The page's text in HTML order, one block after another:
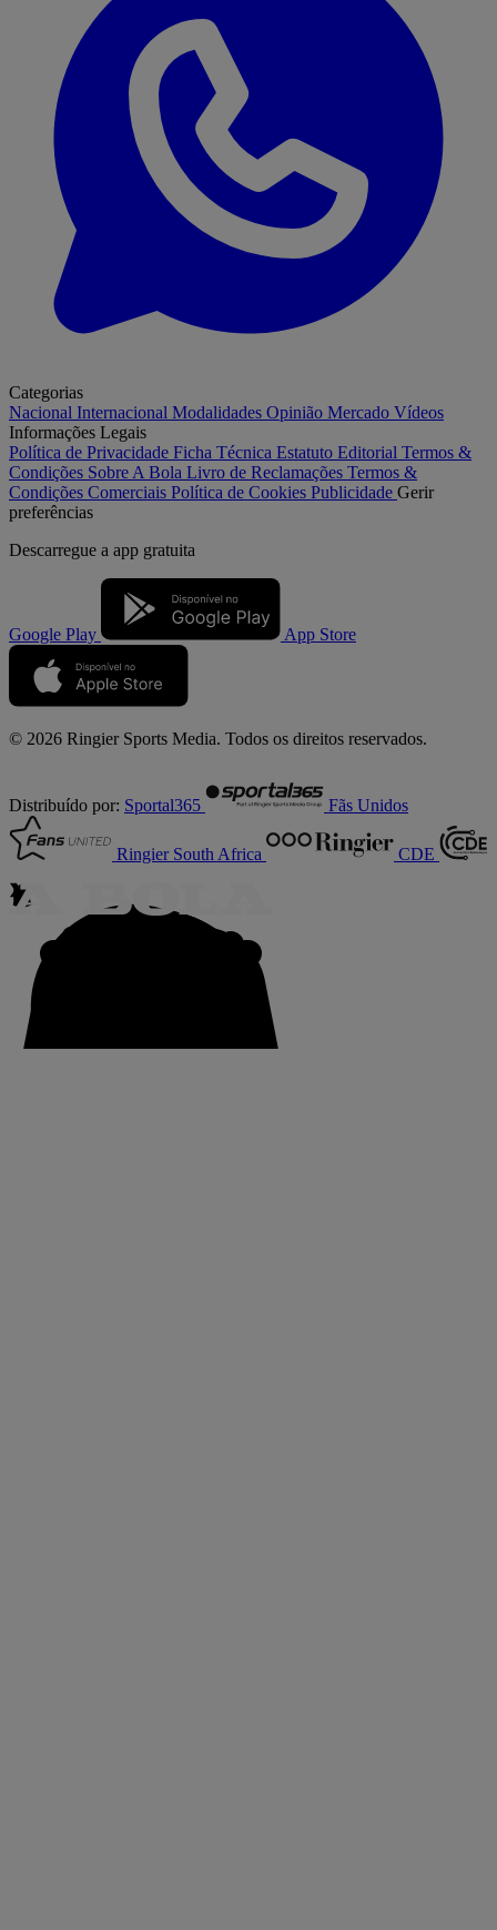
Categorias
Nacional Internacional Modalidades Opinião Mercado Vídeos
Informações Legais
Política de Privacidade Ficha Técnica Estatuto Editorial Termos &
Condições Sobre A Bola Livro de Reclamações Termos &
Condições Comerciais Política de Cookies Publicidade Gerir
preferências
Descarregue a app gratuita
Google Play App Store
© 2026 Ringier Sports Media. Todos os direitos reservados.
Distribuído por: Sportal365 Fãs Unidos
Ringier South Africa CDE